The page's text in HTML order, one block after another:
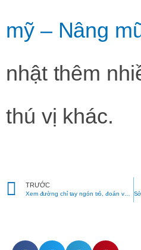
mỹ – Nâng
nhật thêm
thú vị khác.
Prev
TRƯỚC
Xem đường chỉ tay ngón trỏ, đoán vận mệnh sang hèn